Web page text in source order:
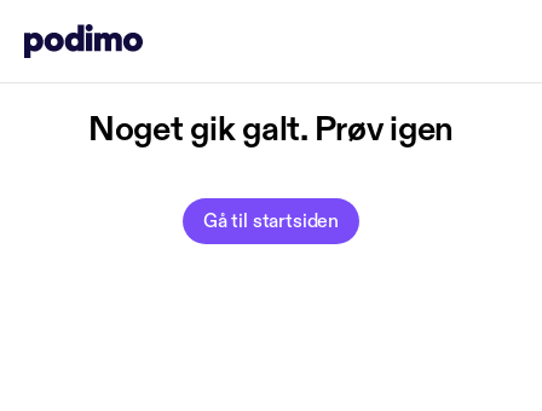
Noget gik galt. Prøv igen
Gå til startsiden